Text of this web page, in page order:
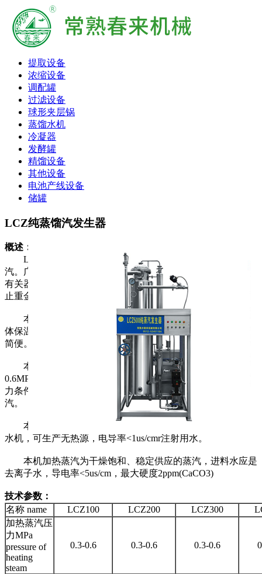
提取设备
浓缩设备
调配罐
过滤设备
球形夹层锅
蒸馏水机
冷凝器
发酵罐
精馏设备
其他设备
电池产线设备
储罐
LCZ纯蒸馏汽发生器
概述：
LCZ纯蒸汽发生器是用蒸汽加热，生产无热源高纯度蒸
汽。广泛应用于医疗卫生、制药行业、食品工业的灭菌消毒及
有关器具的消毒，使用该设备产生的纯蒸汽消毒，可有效地防
止重金属、热源等杂质对物体的再污染。
本机产汽工艺先进，设计新颖、结构紧凑、布局合理，壳
体保温效果好，热损失小，热效率高，占地面积小，操作安全
简便。
本机工作幅度可调性好，工况点多，由加热蒸汽0.3MPa-
0.6MPa(表压)对应，纯蒸汽产量相应提高，在同一加热蒸汽压
力条件下，通过调节出口阀，可以得到不同背压和流量的纯蒸
汽。
本机只要加上一只同材料制造的冷凝器，即成为一台蒸馏
水机，可生产无热源，电导率<1us/cmr注射用水。
本机加热蒸汽为干燥饱和、稳定供应的蒸汽，进料水应是
去离子水，导电率<5us/cm，最大硬度2ppm(CaCO3)
技术参数：
名称 name
LCZ100 LCZ200 LCZ300
加热蒸汽压
力MPa
pressure of
heating
steam
0.3-0.6 0.3-0.6 0.3-0.6